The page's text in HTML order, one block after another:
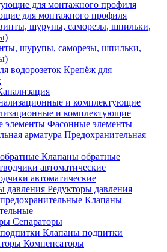
для монтажного профиля
шурупы, саморезы, шпильки,
Крепёж для
и комплектующие
Фасонные элементы
Предохранительная
Клапаны обратные
автоматические
Редукторы давления
Клапаны
Сепараторы
Клапаны подпитки
Компенсаторы